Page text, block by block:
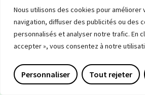
Nous utilisons des cookies pour améliorer
navigation, diffuser des publicités ou des
personnalisés et analyser notre trafic. En
accepter », vous consentez à notre
Personnaliser Tout rejeter
abandonner avant d’avoir
ne dois pas hésiter à demander
également.
Pour cette partie du tirage on
plutôt positif, avec un bel elan
se manifester jusqu’au bout